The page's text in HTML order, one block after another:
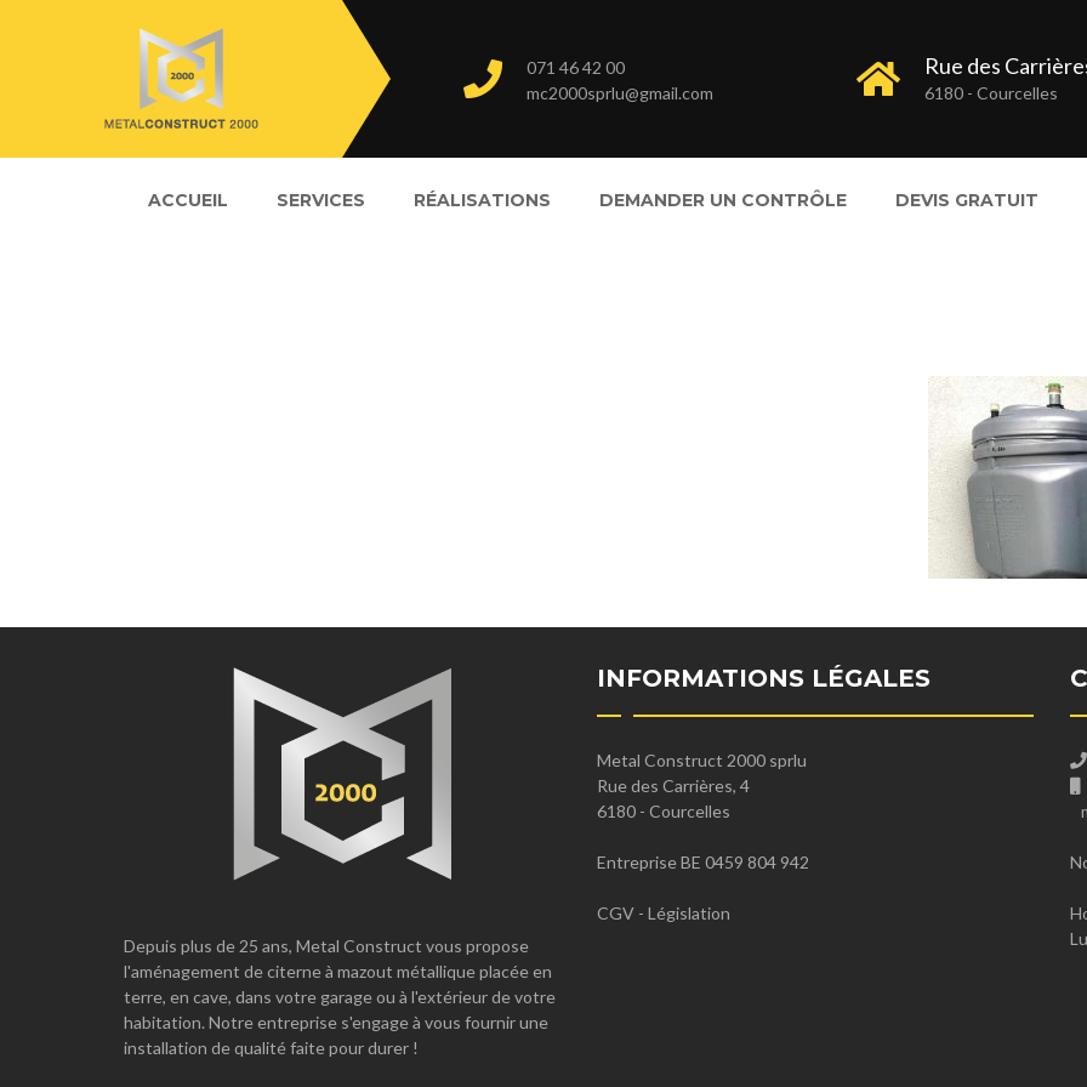
071 46 42 00
mc2000sprlu@gmail.com
Rue des
6180 - Courcelles
ACCUEIL SERVICES RÉALISATIONS DEMANDER UN CONTRÔLE DEVIS GRATUIT
Depuis plus de 25 ans, Metal Construct vous propose
l'aménagement de citerne à mazout métallique placée en
terre, en cave, dans votre garage ou à l'extérieur de votre
habitation. Notre entreprise s'engage à vous fournir une
installation de qualité faite pour durer !
INFORMATIONS LÉGALES
Metal Construct 2000 sprlu
Rue des Carrières, 4
6180 - Courcelles
Entreprise BE 0459 804 942
CGV- Législation